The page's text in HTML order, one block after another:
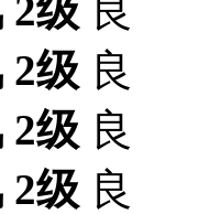
2级 良
2级 良
2级 良
2级 良